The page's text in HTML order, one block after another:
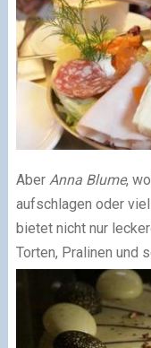
Aber Anna Blume,
aufschlagen oder
bietet nicht nur
Torten, Pralinen und